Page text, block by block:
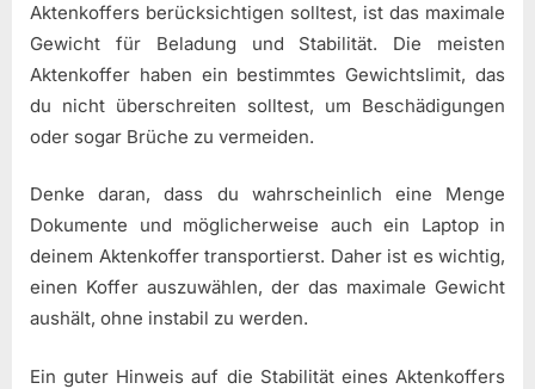
Aktenkoffers berücksichtigen solltest, ist das maximale
Gewicht für Beladung und Stabilität. Die meisten
Aktenkoffer haben ein bestimmtes Gewichtslimit, das
du nicht überschreiten solltest, um Beschädigungen
oder sogar Brüche zu vermeiden.
Denke daran, dass du wahrscheinlich eine Menge
Dokumente und möglicherweise auch ein Laptop in
deinem Aktenkoffer transportierst. Daher ist es wichtig,
einen Koffer auszuwählen, der das maximale Gewicht
aushält, ohne instabil zu werden.
Ein guter Hinweis auf die Stabilität eines Aktenkoffers